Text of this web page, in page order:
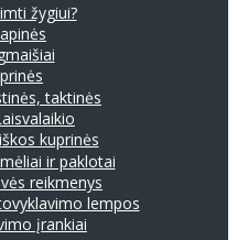
žygiui?
taktinės
kuprinės
ir paklotai
reikmenys
lempos
įrankiai